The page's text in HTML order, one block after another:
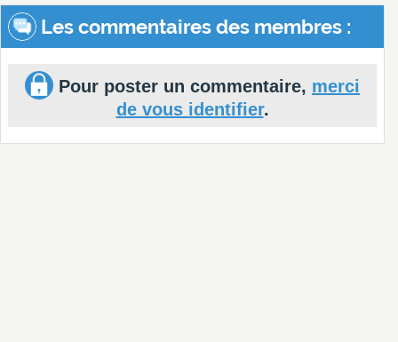
Les commentaires des membres :
Pour poster un commentaire, merci
de vous identifier.